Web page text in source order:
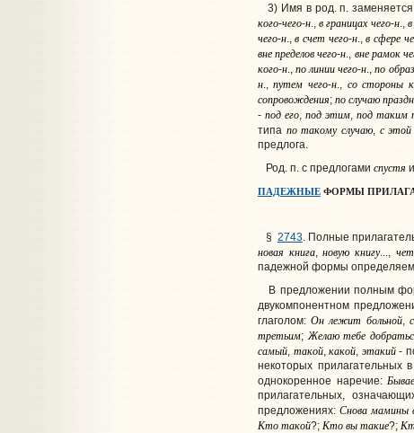
3) Имя в род. п.
кого-чего-н.,в границах чего-н., в
чего-н.,в счет чего-н.,в сфере
вне пределов чего-н., вне рамок
кого-н., полинии чего-н.,по
н.,путем чего-н., со стороны
сопровождения; послучаю
- под его, под этим, под таким
типа по такому случаю, с этой
предлога.
Род. п. с предлогами спустя и
ПАДЕЖНЫЕФОРМЫ
§ 2743. Полные
новая книга,новую книгу...,
падежной формы
В предложении полным
двукомпонентном
глаголом:Он лежит больной,
третьим;Желаю тебе
самый, такой,какой, этакий-
некоторых прилагательных
однокоренное наречие:
прилагательных,
предложениях: Снова мамины
Ктотакой?; Ктовытакие?;